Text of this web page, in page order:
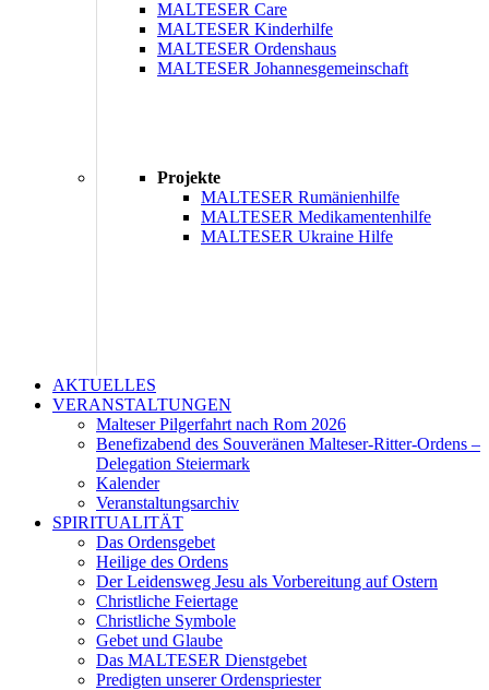
MALTESER Care
MALTESER Kinderhilfe
MALTESER Ordenshaus
MALTESER Johannesgemeinschaft
Projekte
MALTESER Rumänienhilfe
MALTESER Medikamentenhilfe
MALTESER Ukraine Hilfe
AKTUELLES
VERANSTALTUNGEN
Malteser Pilgerfahrt nach Rom 2026
Benefizabend des Souveränen Malteser-Ritter-Ordens –
Delegation Steiermark
Kalender
Veranstaltungsarchiv
SPIRITUALITÄT
Das Ordensgebet
Heilige des Ordens
Der Leidensweg Jesu als Vorbereitung auf Ostern
Christliche Feiertage
Christliche Symbole
Gebet und Glaube
Das MALTESER Dienstgebet
Predigten unserer Ordenspriester